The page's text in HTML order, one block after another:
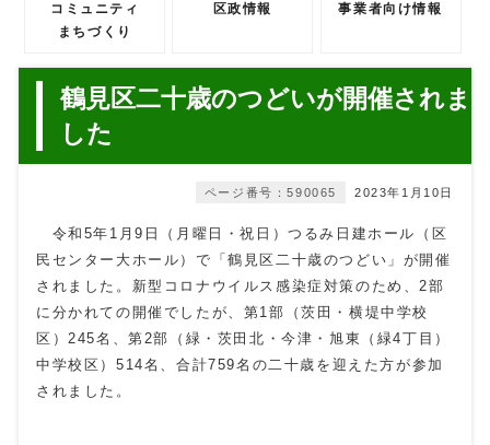
コミュニティ
まちづくり
区政情報 事業者向け情報
鶴見区二十歳のつどいが開催されま
した
2023年1月10日
ページ番号：590065
令和5年1月9日（月曜日・祝日）つるみ日建ホール（区
民センター大ホール）で「鶴見区二十歳のつどい」が開催
されました。新型コロナウイルス感染症対策のため、2部
に分かれての開催でしたが、第1部（茨田・横堤中学校
区）245名、第2部（緑・茨田北・今津・旭東（緑4丁目）
中学校区）514名、合計759名の二十歳を迎えた方が参加
されました。